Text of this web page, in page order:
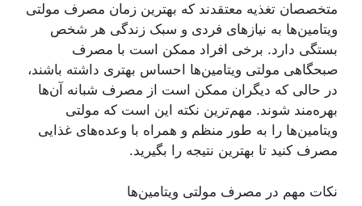
متخصصان تغذیه معتقدند که بهترین زمان مصرف مولتی
ویتامین‌ها به نیاز‌های فردی و سبک زندگی هر شخص
بستگی دارد. برخی افراد ممکن است با مصرف
صبحگاهی مولتی ویتامین‌ها احساس بهتری داشته باشند،
در حالی که دیگران ممکن است از مصرف شبانه آن‌ها
بهره‌مند شوند. مهم‌ترین نکته این است که مولتی
ویتامین‌ها را به طور منظم و همراه با وعده‌های غذایی
مصرف کنید تا بهترین نتیجه را بگیرید.
نکات مهم در مصرف مولتی ویتامین‌ها